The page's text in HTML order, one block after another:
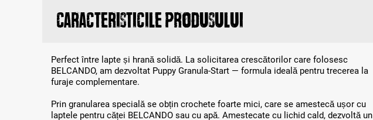
Caracteristicile produsului
Perfect între lapte și hrană solidă. La solicitarea crescătorilor care folosesc
BELCANDO, am dezvoltat Puppy Granula-Start — formula ideală pentru trecerea la
furaje complementare.
Prin granularea specială se obțin crochete foarte mici, care se amestecă ușor cu
laptele pentru căței BELCANDO sau cu apă. Amestecate cu lichid cald, dezvoltă un